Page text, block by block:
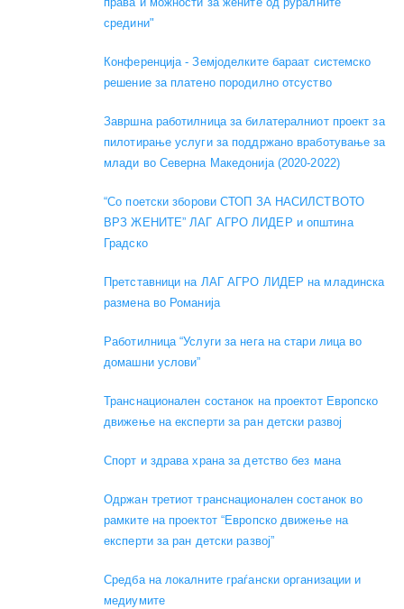
средини"
Конференција - Земјоделките бараат системско
решение за платено породилно отсуство
Завршна работилница за билатералниот проект за
пилотирање услуги за поддржано вработување за
млади во Северна Македонија (2020-2022)
“Со поетски зборови СТОП ЗА НАСИЛСТВОТО
ВРЗ ЖЕНИТЕ” ЛАГ АГРО ЛИДЕР и општина
Градско
Претставници на ЛАГ АГРО ЛИДЕР на младинска
размена во Романија
Работилница “Услуги за нега на стари лица во
домашни услови”
Транснационален состанок на проектот Европско
движење на експерти за ран детски развој
Спорт и здрава храна за детство без мана
Одржан третиот транснационален состанок во
рамките на проектот “Европско движење на
експерти за ран детски развој”
Средба на локалните граѓански организации и
медиумите